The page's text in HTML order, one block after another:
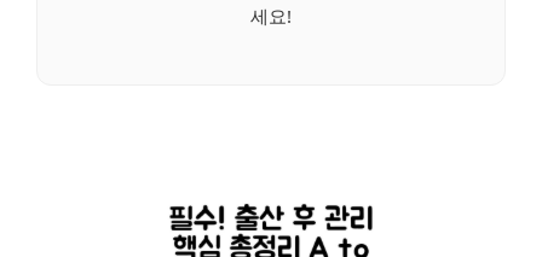
세요!